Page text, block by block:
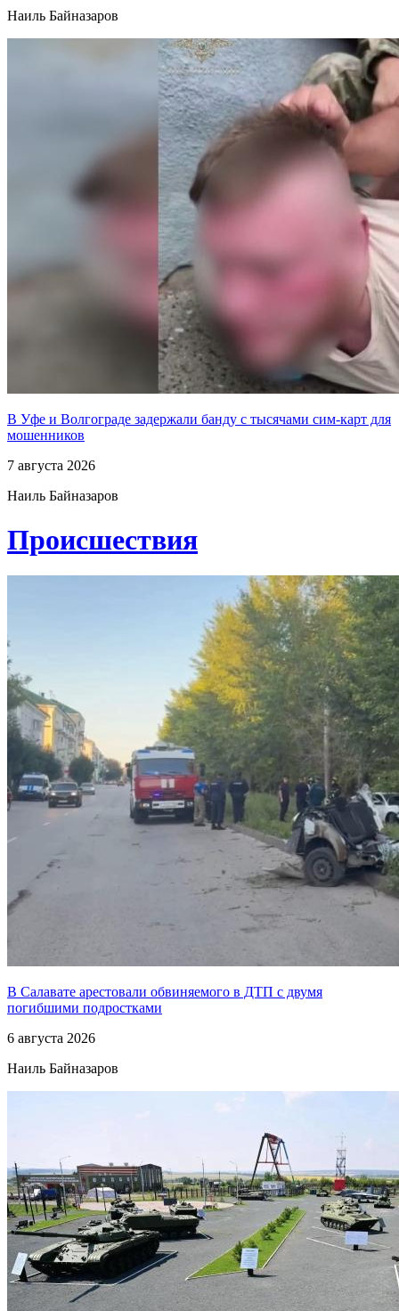
Наиль Байназаров
В Уфе и Волгограде задержали банду с тысячами сим-карт для
мошенников
7 августа 2026
Наиль Байназаров
Проиcшествия
В Салавате арестовали обвиняемого в ДТП с двумя
погибшими подростками
6 августа 2026
Наиль Байназаров